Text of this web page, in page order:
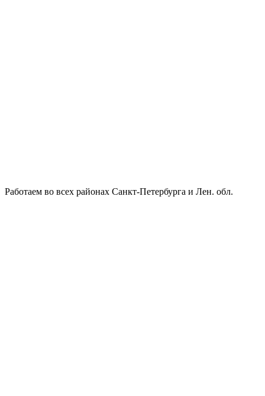
Работаем во всех районах Санкт-Петербурга и Лен. обл.